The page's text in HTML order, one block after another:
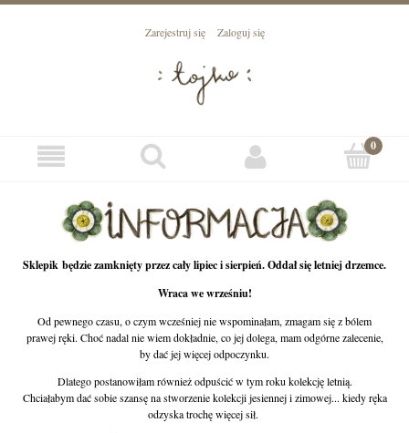
Zarejestruj się Zaloguj się
Sklepik będzie zamknięty przez cały lipiec i sierpień. Oddał się letniej drzemce.
Wraca we wrześniu!
Od pewnego czasu, o czym wcześniej nie wspominałam, zmagam się z bólem
prawej ręki. Choć nadal nie wiem dokładnie, co jej dolega, mam odgórne zalecenie,
by dać jej więcej odpoczynku.
Dlatego postanowiłam również odpuścić w tym roku kolekcję letnią.
Chciałabym dać sobie szansę na stworzenie kolekcji jesiennej i zimowej... kiedy ręka
odzyska trochę więcej sił.